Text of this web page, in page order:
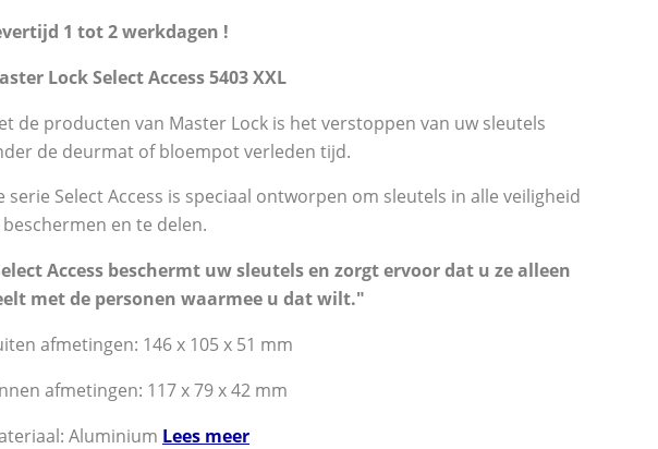
1 tot 2 werkdagen !
Lock Select Access 5403 XXL
de producten van Master Lock is het verstoppen van uw sleutels
de deurmat of bloempot verleden tijd.
serie Select Access is speciaal ontworpen om sleutels in alle veiligheid
en te delen.
Access beschermt uw sleutels en zorgt ervoor dat u ze alleen
met de personen waarmee u dat wilt."
afmetingen: 146 x 105 x 51 mm
afmetingen: 117 x 79 x 42 mm
Aluminium Lees meer